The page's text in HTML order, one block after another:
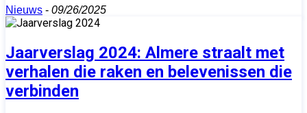
Nieuws - 09/26/2025
Jaarverslag 2024: Almere straalt met
verhalen die raken en belevenissen die
verbinden